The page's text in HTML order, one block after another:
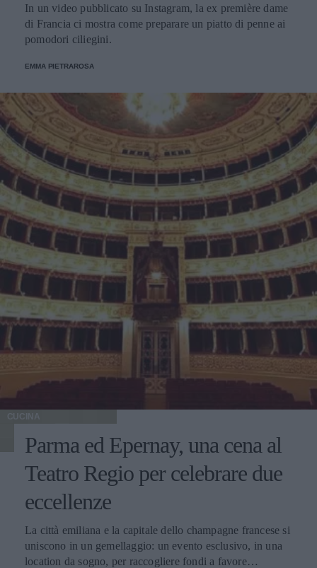
In un video pubblicato su Instagram, la ex première dame
di Francia ci mostra come preparare un piatto di penne ai
pomodori ciliegini.
EMMA PIETRAROSA
CUCINA
Parma ed Epernay, una cena al
Teatro Regio per celebrare due
eccellenze
La città emiliana e la capitale dello champagne francese si
uniscono in un gemellaggio: un evento esclusivo, in una
location da sogno, per raccogliere fondi a favore